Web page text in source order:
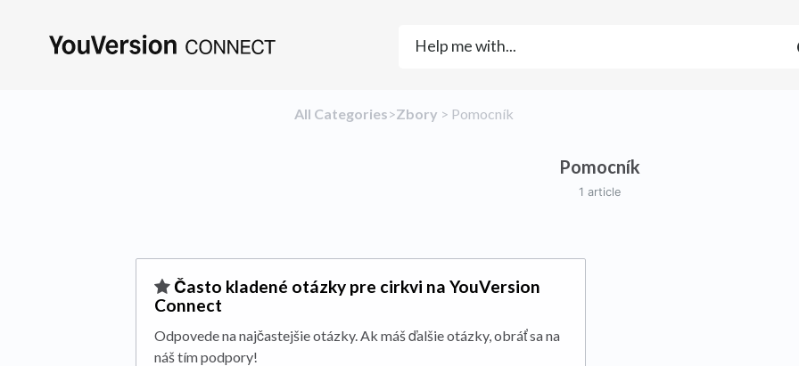
All Categories​>​​Zbory ​ > ​ ​Pomocník
Pomocník
1 article
​Často kladené otázky pre cirkvi na YouVersion
Connect
Odpovede na najčastejšie otázky. Ak máš ďalšie otázky, obráť sa na
náš tím podpory!